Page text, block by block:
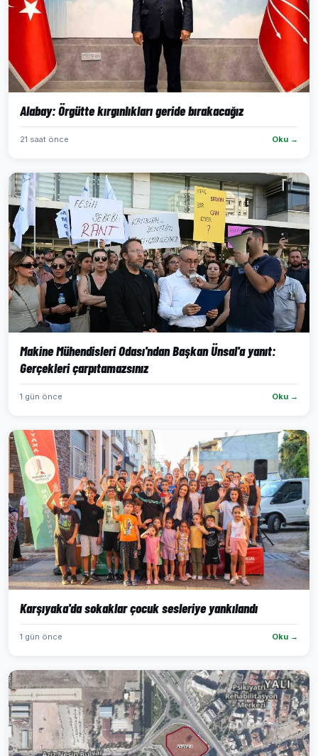
Alabay: Örgütte kırgınlıkları geride bırakacağız
21 saat önce Oku →
Makine Mühendisleri Odası'ndan Başkan Ünsal'a yanıt:
Gerçekleri çarpıtamazsınız
1 gün önce Oku →
Karşıyaka'da sokaklar çocuk sesleriye yankılandı
1 gün önce Oku →